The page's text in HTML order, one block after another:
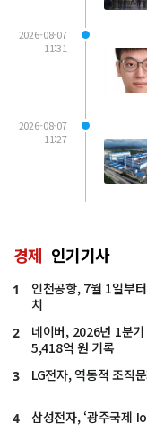
2026-08-07
11:31
2026-08-07
11:27
경제 인기기사
1
인천공항, 7월 1일부
치
2
네이버, 2026년 1분
5,418억 원 기록
3 LG전자, 역동적 조직
4 삼성전자, ‘광주국제